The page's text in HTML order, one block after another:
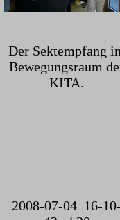
Der Sektempfang
Bewegungsraum
KITA.
2008-07-04_16-